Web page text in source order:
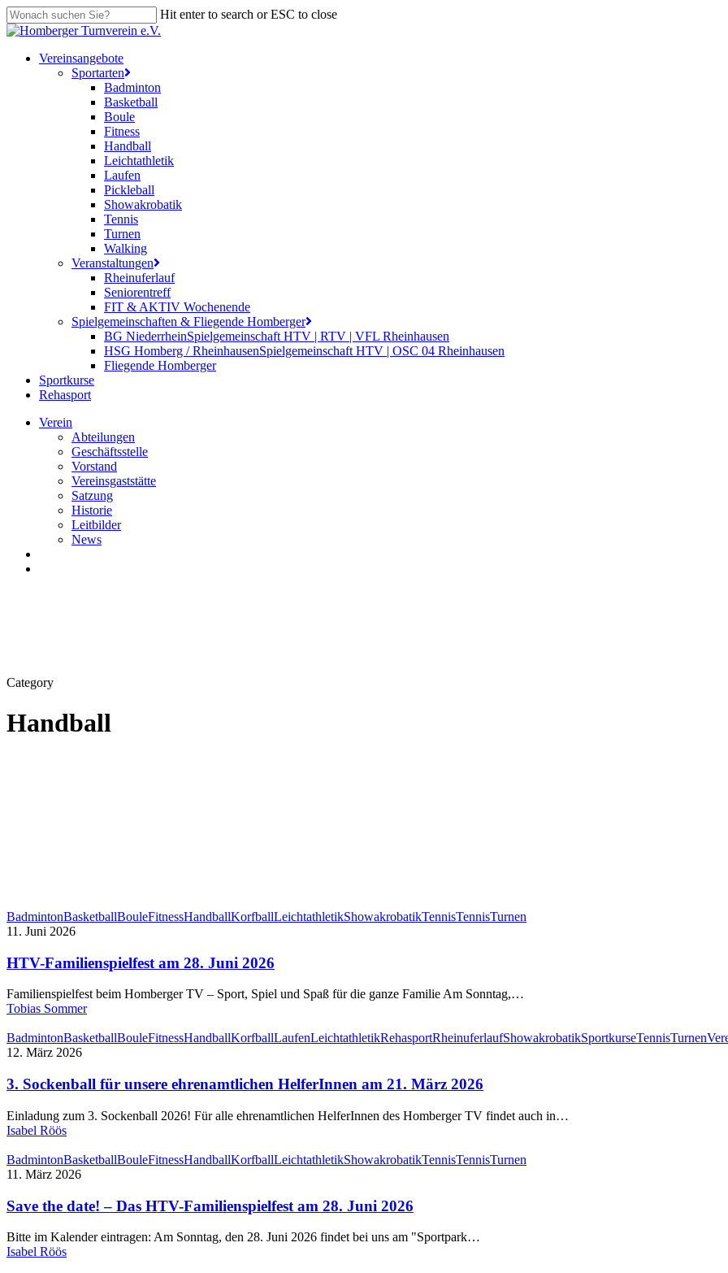
Skip
to
content
Hit enter to search or ESC to close
Close
search
Menu
Vereinsangebote
Sportarten
Badminton
Basketball
Boule
Fitness
Handball
Leichtathletik
Laufen
Pickleball
Showakrobatik
Tennis
Turnen
Walking
Veranstaltungen
Rheinuferlauf
Seniorentreff
FIT & AKTIV Wochenende
Spielgemeinschaften & Fliegende Homberger
BG NiederrheinSpielgemeinschaft HTV | RTV | VFL Rheinhausen
HSG Homberg / RheinhausenSpielgemeinschaft HTV | OSC 04 Rheinhausen
Fliegende Homberger
Sportkurse
Rehasport
Verein
Abteilungen
Geschäftsstelle
Vorstand
Vereinsgaststätte
Satzung
Historie
Leitbilder
News
Category
Handball
BadmintonBasketballBouleFitnessHandballKorfballLeichtathletikShowakrobatikTennisTennisTurnen
11. Juni 2026
HTV-Familienspielfest am 28. Juni 2026
Familienspielfest beim Homberger TV – Sport, Spiel und Spaß für die ganze Familie Am Sonntag,…
Tobias Sommer
BadmintonBasketballBouleFitnessHandballKorfballLaufenLeichtathletikRehasportRheinuferlaufShowakrobatikSportkurseTennisTurnen
12. März 2026
3. Sockenball für unsere ehrenamtlichen HelferInnen am 21. März 2026
Einladung zum 3. Sockenball 2026! Für alle ehrenamtlichen HelferInnen des Homberger TV findet auch in…
Isabel Röös
BadmintonBasketballBouleFitnessHandballKorfballLeichtathletikShowakrobatikTennisTennisTurnen
11. März 2026
Save the date! – Das HTV-Familienspielfest am 28. Juni 2026
Bitte im Kalender eintragen: Am Sonntag, den 28. Juni 2026 findet bei uns am "Sportpark…
Isabel Röös